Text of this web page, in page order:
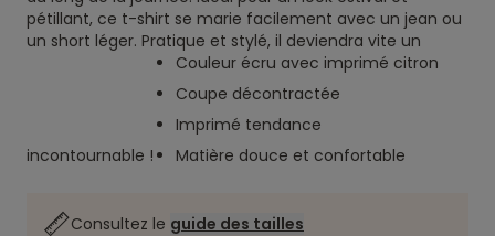
pétillant, ce t-shirt se marie facilement avec un jean ou
un short léger. Pratique et stylé, il deviendra vite un
incontournable !
Couleur écru avec imprimé citron
Coupe décontractée
Imprimé tendance
Matière douce et confortable
Consultez le guide des tailles